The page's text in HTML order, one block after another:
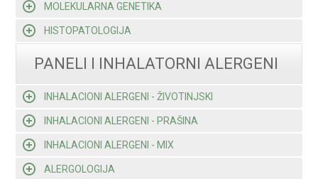
MOLEKULARNA GENETIKA
HISTOPATOLOGIJA
PANELI I INHALATORNI ALERGENI
INHALACIONI ALERGENI - ŽIVOTINJSKI
INHALACIONI ALERGENI - PRAŠINA
INHALACIONI ALERGENI - MIX
ALERGOLOGIJA